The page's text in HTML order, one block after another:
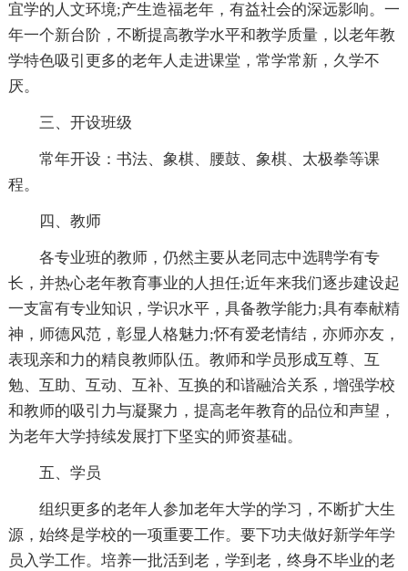
宜学的人文环境;产生造福老年，有益社会的深远影响。一
年一个新台阶，不断提高教学水平和教学质量，以老年教
学特色吸引更多的老年人走进课堂，常学常新，久学不
厌。
三、开设班级
常年开设：书法、象棋、腰鼓、象棋、太极拳等课
程。
四、教师
各专业班的教师，仍然主要从老同志中选聘学有专
长，并热心老年教育事业的人担任;近年来我们逐步建设起
一支富有专业知识，学识水平，具备教学能力;具有奉献精
神，师德风范，彰显人格魅力;怀有爱老情结，亦师亦友，
表现亲和力的精良教师队伍。教师和学员形成互尊、互
勉、互助、互动、互补、互换的和谐融洽关系，增强学校
和教师的吸引力与凝聚力，提高老年教育的品位和声望，
为老年大学持续发展打下坚实的师资基础。
五、学员
组织更多的老年人参加老年大学的学习，不断扩大生
源，始终是学校的一项重要工作。要下功夫做好新学年学
员入学工作。培养一批活到老，学到老，终身不毕业的老